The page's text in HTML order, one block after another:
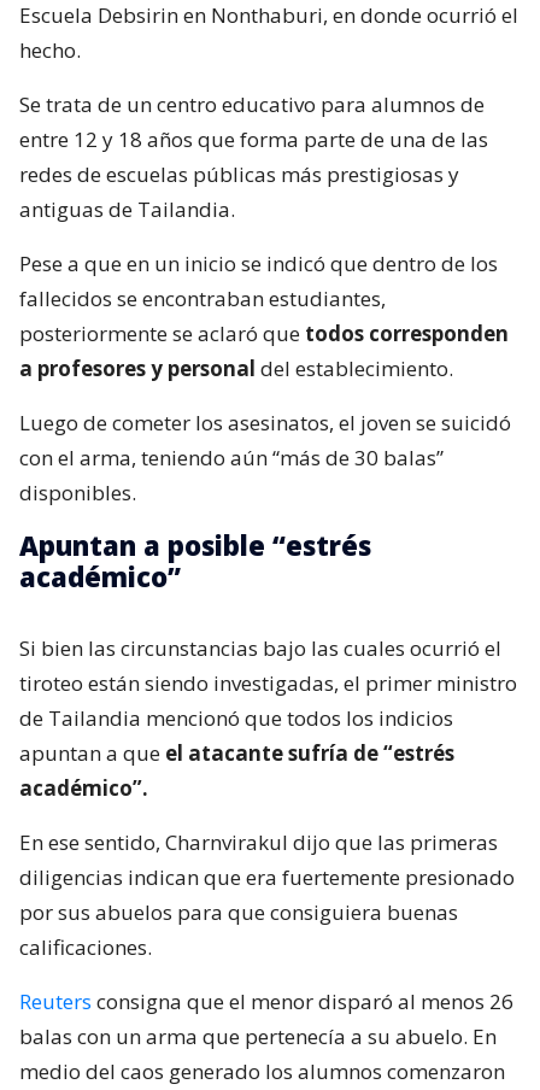
Escuela Debsirin en Nonthaburi, en donde ocurrió el
hecho.
Se trata de un centro educativo para alumnos de
entre 12 y 18 años que forma parte de una de las
redes de escuelas públicas más prestigiosas y
antiguas de Tailandia.
Pese a que en un inicio se indicó que dentro de los
fallecidos se encontraban estudiantes,
posteriormente se aclaró que todos corresponden
a profesores y personal del establecimiento.
Luego de cometer los asesinatos, el joven se suicidó
con el arma, teniendo aún “más de 30 balas”
disponibles.
Apuntan a posible “estrés
académico”
Si bien las circunstancias bajo las cuales ocurrió el
tiroteo están siendo investigadas, el primer ministro
de Tailandia mencionó que todos los indicios
apuntan a que el atacante sufría de “estrés
académico”.
En ese sentido, Charnvirakul dijo que las primeras
diligencias indican que era fuertemente presionado
por sus abuelos para que consiguiera buenas
calificaciones.
Reuters consigna que el menor disparó al menos 26
balas con un arma que pertenecía a su abuelo. En
medio del caos generado los alumnos comenzaron